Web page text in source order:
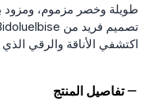
طويلة وخصر مزموم، ومزود
اكتشفي الأناقة والرقي
تفاصيل المنتج